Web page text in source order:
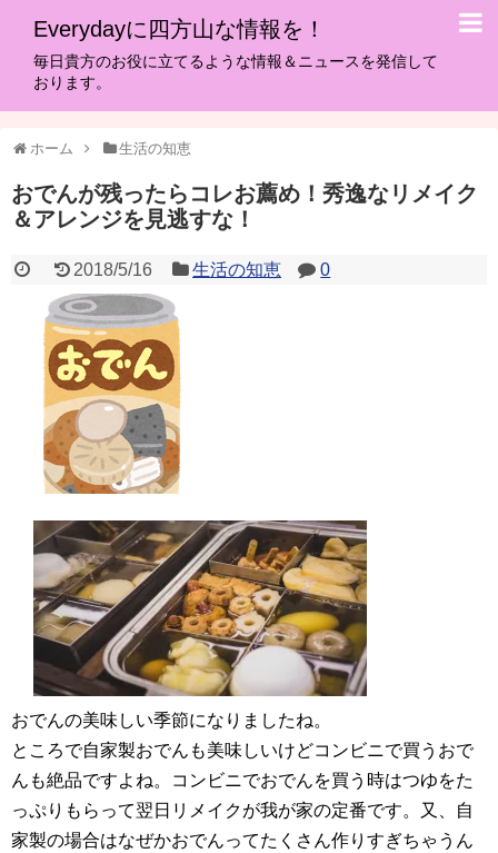
Everydayに四方山な情報を！
毎日貴方のお役に立てるような情報＆ニュースを発信して
おります。
ホーム 生活の知恵
おでんが残ったらコレお薦め！秀逸なリメイク
＆アレンジを見逃すな！
2018/5/16 生活の知恵 0
おでんの美味しい季節になりましたね。
ところで自家製おでんも美味しいけどコンビニで買うおで
んも絶品ですよね。コンビニでおでんを買う時はつゆをた
っぷりもらって翌日リメイクが我が家の定番です。又、自
家製の場合はなぜかおでんってたくさん作りすぎちゃうん